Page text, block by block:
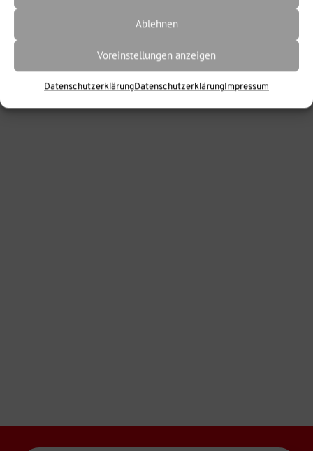
Ablehnen
Voreinstellungen anzeigen
DatenschutzerklärungDatenschutzerklärungImpressum